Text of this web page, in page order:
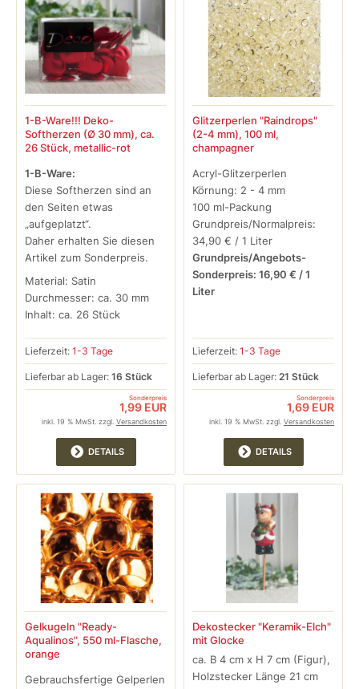
1-B-Ware!!! Deko-
Softherzen (Ø 30 mm), ca.
26 Stück, metallic-rot
1-B-Ware:
Diese Softherzen sind an
den Seiten etwas
„aufgeplatzt“.
Daher erhalten Sie diesen
Artikel zum Sonderpreis.
Material: Satin
Durchmesser: ca. 30 mm
Inhalt: ca. 26 Stück
Lieferzeit: 1-3 Tage
Lieferbar ab Lager: 16 Stück
Sonderpreis
1,99 EUR
inkl. 19 % MwSt. zzgl. Versandkosten
DETAILS
Glitzerperlen "Raindrops"
(2-4 mm), 100 ml,
champagner
Acryl-Glitzerperlen
Körnung: 2 - 4 mm
100 ml-Packung
Grundpreis/Normalpreis:
34,90 € / 1 Liter
Grundpreis/Angebots-
Sonderpreis: 16,90 € / 1
Liter
Lieferzeit: 1-3 Tage
Lieferbar ab Lager: 21 Stück
Sonderpreis
1,69 EUR
inkl. 19 % MwSt. zzgl. Versandkosten
DETAILS
Gelkugeln "Ready-
Aqualinos", 550 ml-Flasche,
orange
Gebrauchsfertige Gelperlen
Dekostecker "Keramik-Elch"
mit Glocke
ca. B 4 cm x H 7 cm (Figur),
Holzstecker Länge 21 cm